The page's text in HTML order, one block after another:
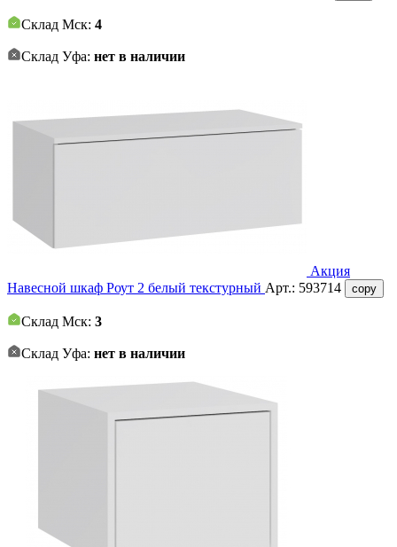
Склад Мск: 4
Склад Уфа: нет в наличии
Акция
Навесной шкаф Роут 2 белый текстурный Арт.: 593714 copy
Склад Мск: 3
Склад Уфа: нет в наличии